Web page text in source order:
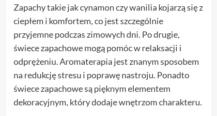
Zapachy takie jak cynamon czy wanilia kojarzą się z
ciepłem i komfortem, co jest szczególnie
przyjemne podczas zimowych dni. Po drugie,
świece zapachowe mogą pomóc w relaksacji i
odprężeniu. Aromaterapia jest znanym sposobem
na redukcję stresu i poprawę nastroju. Ponadto
świece zapachowe są pięknym elementem
dekoracyjnym, który dodaje wnętrzom charakteru.